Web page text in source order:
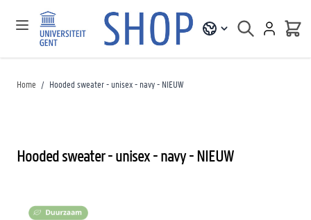
Home / Hooded sweater - unisex - navy - NIEUW
Hooded sweater - unisex - navy - NIEUW